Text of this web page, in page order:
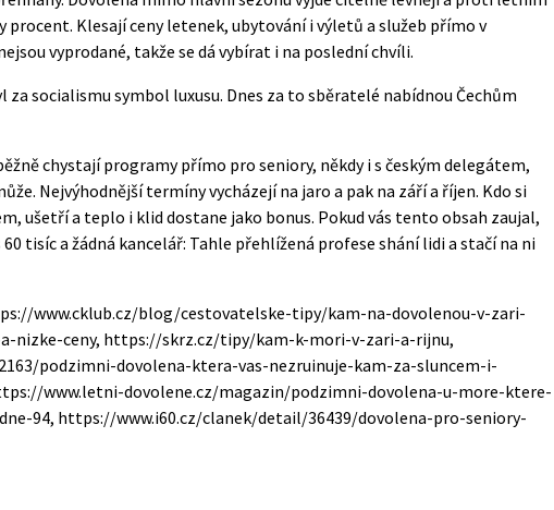
procent. Klesají ceny letenek, ubytování i výletů a služeb přímo v
vyprodané, takže se dá vybírat i na poslední chvíli.
za socialismu symbol luxusu. Dnes za to sběratelé nabídnou Čechům
chystají programy přímo pro seniory, někdy i s českým delegátem,
Nejvýhodnější termíny vycházejí na jaro a pak na září a říjen. Kdo si
ušetří a teplo i klid dostane jako bonus. Pokud vás tento obsah zaujal,
tisíc a žádná kancelář: Tahle přehlížená profese shání lidi a stačí na ni
www.cklub.cz/blog/cestovatelske-tipy/kam-na-dovolenou-v-zari-
nizke-ceny, https://skrz.cz/tipy/kam-k-mori-v-zari-a-rijnu,
podzimni-dovolena-ktera-vas-nezruinuje-kam-za-sluncem-i-
www.letni-dovolene.cz/magazin/podzimni-dovolena-u-more-ktere-
94, https://www.i60.cz/clanek/detail/36439/dovolena-pro-seniory-